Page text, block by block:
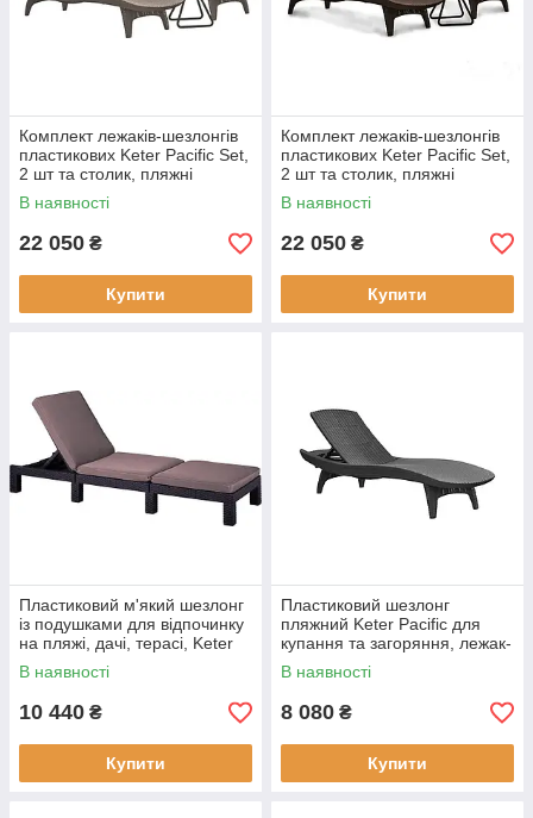
Комплект лежаків-шезлонгів
пластикових Keter Pacific Set,
2 шт та столик, пляжні
шезлонги для відпочинку
Капучино
В наявності
22 050 ₴
Купити
Комплект лежаків-шезлонгів
пластикових Keter Pacific Set,
2 шт та столик, пляжні
шезлонги для відпочинку
Коричневий
В наявності
22 050 ₴
Купити
Пластиковий м'який шезлонг
із подушками для відпочинку
на пляжі, дачі, терасі, Keter
Daytona, коричнево-бежевий
В наявності
10 440 ₴
Купити
Пластиковий шезлонг
пляжний Keter Pacific для
купання та загоряння, лежак-
шезлонг садовий розкладний
для відпочинку
В наявності
8 080 ₴
Купити